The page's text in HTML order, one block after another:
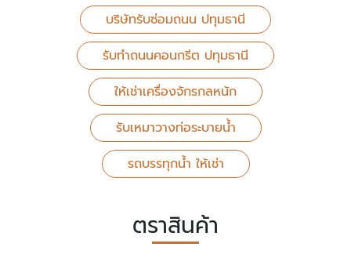
บริษัทรับซ่อมถนน ปทุมธานี
รับทําถนนคอนกรีต ปทุมธานี
ให้เช่าเครื่องจักรกลหนัก
รับเหมาวางท่อระบายน้ํา
รถบรรทุกน้ำ ให้เช่า
ตราสินค้า